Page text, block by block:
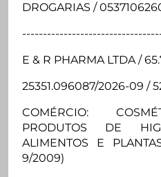
DROGARIAS /
E & R PHARMA LTDA /
25351.096087/2026-09 /
COMÉRCIO:
PRODUTOS DE
ALIMENTOS E
9/2009)